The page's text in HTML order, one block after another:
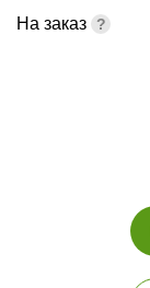
На заказ